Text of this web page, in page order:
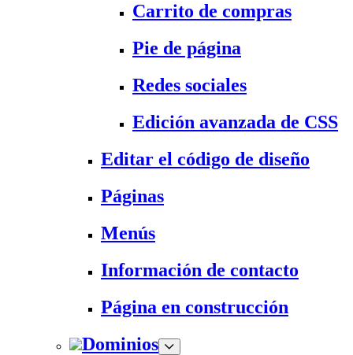
Carrito de compras
Pie de página
Redes sociales
Edición avanzada de CSS
Editar el código de diseño
Páginas
Menús
Información de contacto
Página en construcción
Dominios